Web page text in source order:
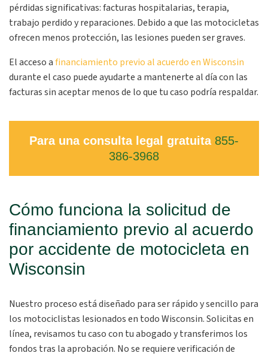
pérdidas significativas: facturas hospitalarias, terapia,
trabajo perdido y reparaciones. Debido a que las motocicletas
ofrecen menos protección, las lesiones pueden ser graves.
El acceso afinanciamiento previo al acuerdo en Wisconsin
durante el caso puede ayudarte a mantenerte al día con las
facturas sin aceptar menos de lo que tu caso podría respaldar.
Para una consulta legal gratuita 855-
386-3968
Cómo funciona la solicitud de
financiamiento previo al acuerdo
por accidente de motocicleta en
Wisconsin
Nuestro proceso está diseñado para ser rápido y sencillo para
los motociclistas lesionados en todo Wisconsin. Solicitas en
línea, revisamos tu caso con tu abogado y transferimos los
fondos tras la aprobación. No se requiere verificación de